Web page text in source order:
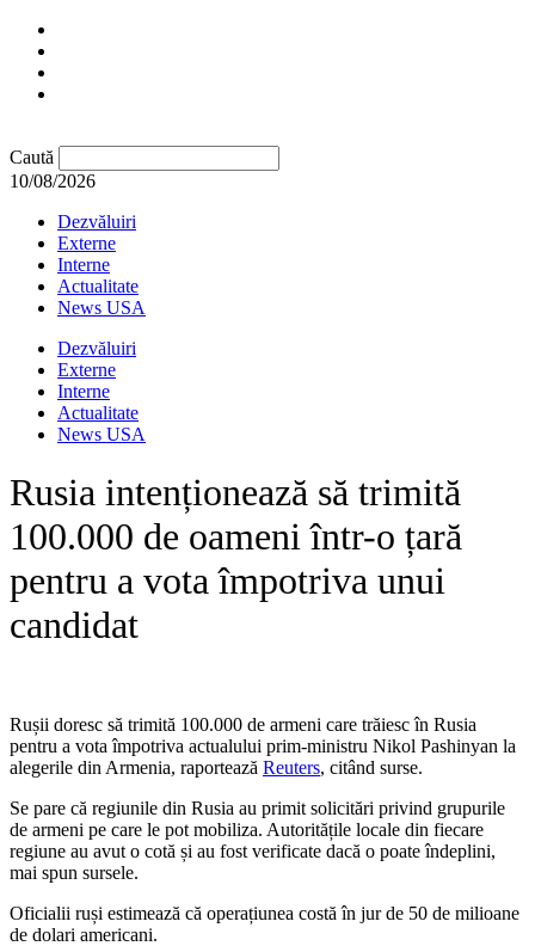
Caută
10/08/2026
Dezvăluiri
Externe
Interne
Actualitate
News USA
Dezvăluiri
Externe
Interne
Actualitate
News USA
Rusia intenționează să trimită
100.000 de oameni într-o țară
pentru a vota împotriva unui
candidat
Rușii doresc să trimită 100.000 de armeni care trăiesc în Rusia
pentru a vota împotriva actualului prim-ministru Nikol Pashinyan la
alegerile din Armenia, raportează Reuters, citând surse.
Se pare că regiunile din Rusia au primit solicitări privind grupurile
de armeni pe care le pot mobiliza. Autoritățile locale din fiecare
regiune au avut o cotă și au fost verificate dacă o poate îndeplini,
mai spun sursele.
Oficialii ruși estimează că operațiunea costă în jur de 50 de milioane
de dolari americani.